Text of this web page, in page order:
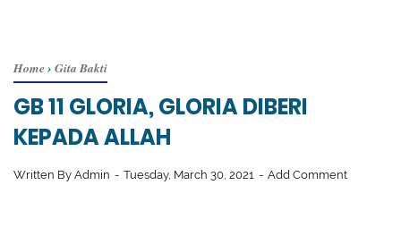
Home› Gita Bakti
GB 11 GLORIA, GLORIA DIBERI
KEPADA ALLAH
Written By Admin Tuesday, March 30, 2021 Add Comment